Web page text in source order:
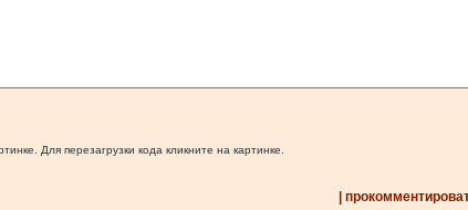
Для перезагрузки кода кликните на картинке.
|